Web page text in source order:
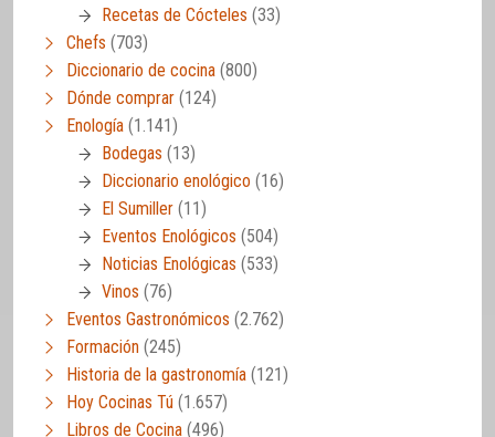
Recetas de Cócteles (33)
Chefs (703)
Diccionario de cocina (800)
Dónde comprar (124)
Enología (1.141)
Bodegas (13)
Diccionario enológico (16)
El Sumiller (11)
Eventos Enológicos (504)
Noticias Enológicas (533)
Vinos (76)
Eventos Gastronómicos (2.762)
Formación (245)
Historia de la gastronomía (121)
Hoy Cocinas Tú (1.657)
Libros de Cocina (496)